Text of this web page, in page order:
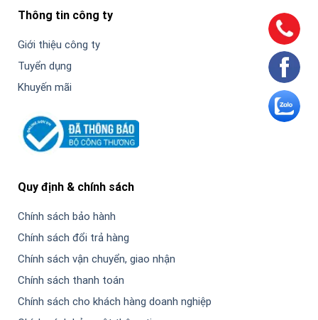
Thông tin công ty
Giới thiệu công ty
Tuyển dụng
Khuyến mãi
Quy định & chính sách
Chính sách bảo hành
Chính sách đổi trả hàng
Chính sách vận chuyển, giao nhận
Chính sách thanh toán
Chính sách cho khách hàng doanh nghiệp